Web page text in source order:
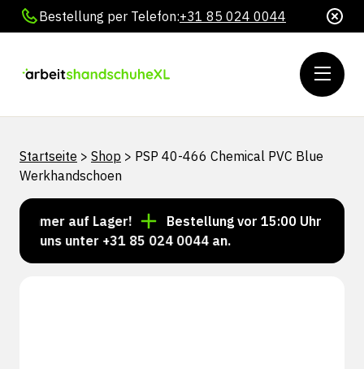
Bestellung per Telefon:+31 85 024 0044
Startseite > Shop > PSP 40-466 Chemical PVC Blue
Werkhandschoen
auf Lager!
Bestellung vor 15:00 Uhr =
uns unter +31 85 024 0044 an.